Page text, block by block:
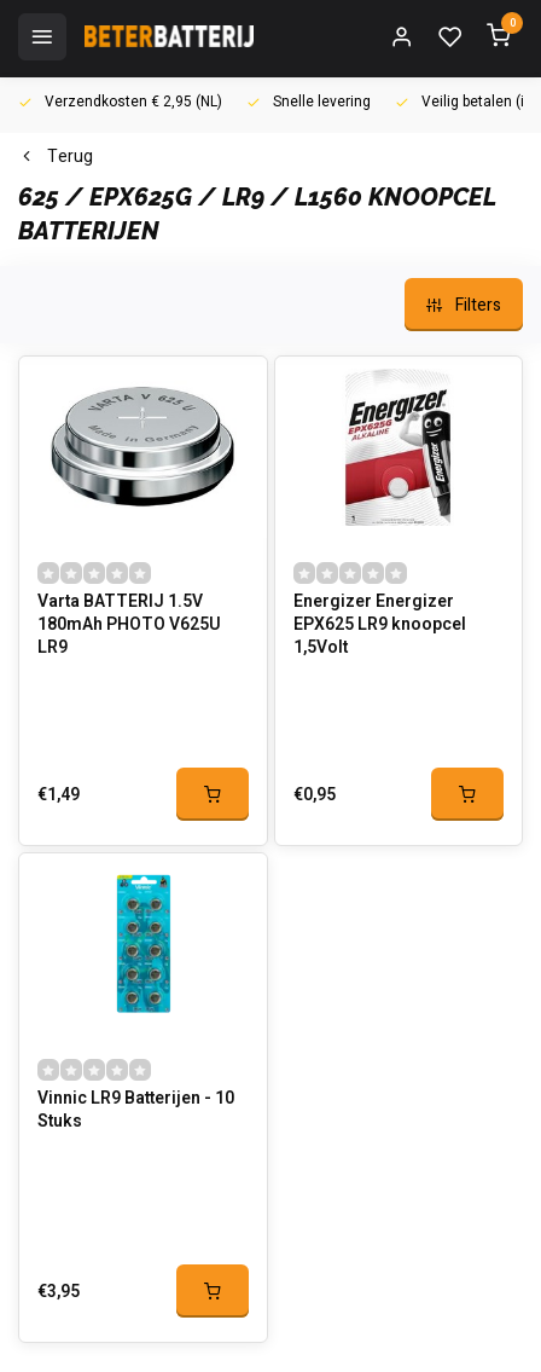
0
Verzendkosten € 2,95 (NL) Snelle levering Veilig betalen
Terug
625 / EPX625G / LR9 / L1560 KNOOPCEL
BATTERIJEN
Filters
Varta BATTERIJ 1.5V
180mAh PHOTO V625U
LR9
€1,49
Energizer Energizer
EPX625 LR9 knoopcel
1,5Volt
€0,95
Vinnic LR9 Batterijen - 10
Stuks
€3,95